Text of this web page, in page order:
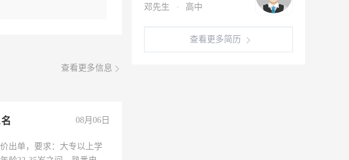
查看更多信息
08月06日
出单，要求：大专以上学
邓先生 · 高中
查看更多简历